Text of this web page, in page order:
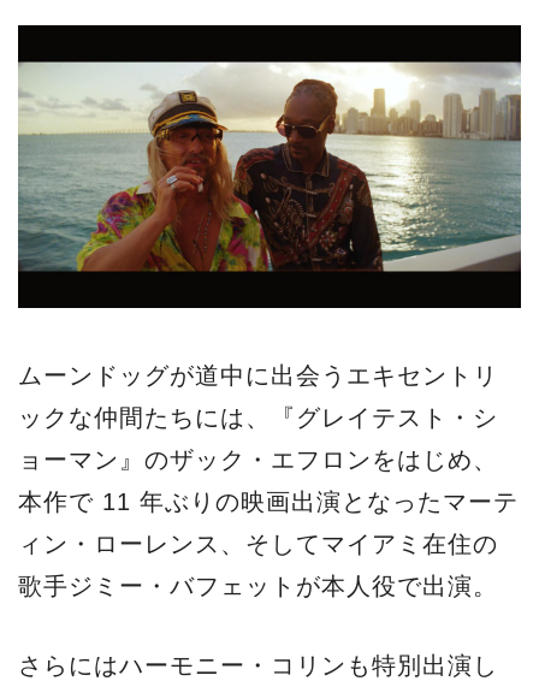
ムーンドッグが道中に出会うエキセントリ
ックな仲間たちには、『グレイテスト・シ
ョーマン』のザック・エフロンをはじめ、
本作で 11 年ぶりの映画出演となったマーテ
ィン・ローレンス、そしてマイアミ在住の
歌手ジミー・バフェットが本人役で出演。
さらにはハーモニー・コリンも特別出演し